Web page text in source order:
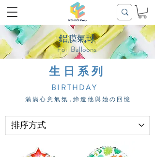
鋁膜氣球
Foil Balloons
生日系列
BIRTHDAY
滿 滿 心 意 氣 氛，締 造 他 與 她 の 回 憶